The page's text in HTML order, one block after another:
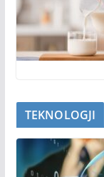
TEKNOLOGJI